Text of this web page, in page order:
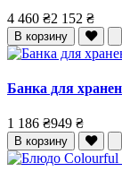
4 460 ₴2 152 ₴
В корзину
Банка для
1 186 ₴949 ₴
В корзину